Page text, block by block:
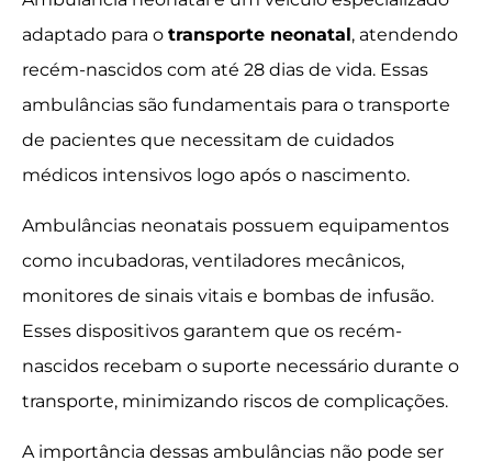
adaptado para o transporte neonatal, atendendo
recém-nascidos com até 28 dias de vida. Essas
ambulâncias são fundamentais para o transporte
de pacientes que necessitam de cuidados
médicos intensivos logo após o nascimento.
Ambulâncias neonatais possuem equipamentos
como incubadoras, ventiladores mecânicos,
monitores de sinais vitais e bombas de infusão.
Esses dispositivos garantem que os recém-
nascidos recebam o suporte necessário durante o
transporte, minimizando riscos de complicações.
A importância dessas ambulâncias não pode ser